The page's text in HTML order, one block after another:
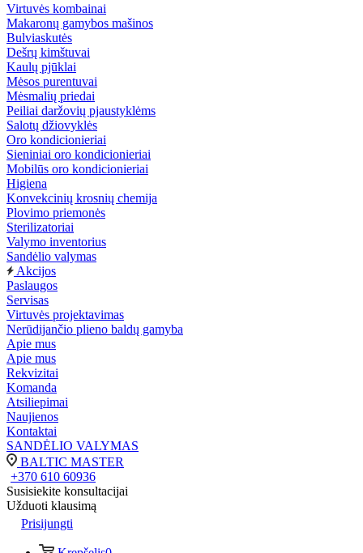
Virtuvės kombainai
Makaronų gamybos mašinos
Bulviaskutės
Dešrų kimštuvai
Kaulų pjūklai
Mėsos purentuvai
Mėsmalių priedai
Peiliai daržovių pjaustyklėms
Salotų džiovyklės
Oro kondicionieriai
Sieniniai oro kondicionieriai
Mobilūs oro kondicionieriai
Higiena
Konvekcinių krosnių chemija
Plovimo priemonės
Sterilizatoriai
Valymo inventorius
Sandėlio valymas
Akcijos
Paslaugos
Servisas
Virtuvės projektavimas
Nerūdijančio plieno baldų gamyba
Apie mus
Apie mus
Rekvizitai
Komanda
Atsiliepimai
Naujienos
Kontaktai
SANDĖLIO VALYMAS
BALTIC MASTER
+370 610 60936
Susisiekite konsultacijai
Užduoti klausimą
Prisijungti